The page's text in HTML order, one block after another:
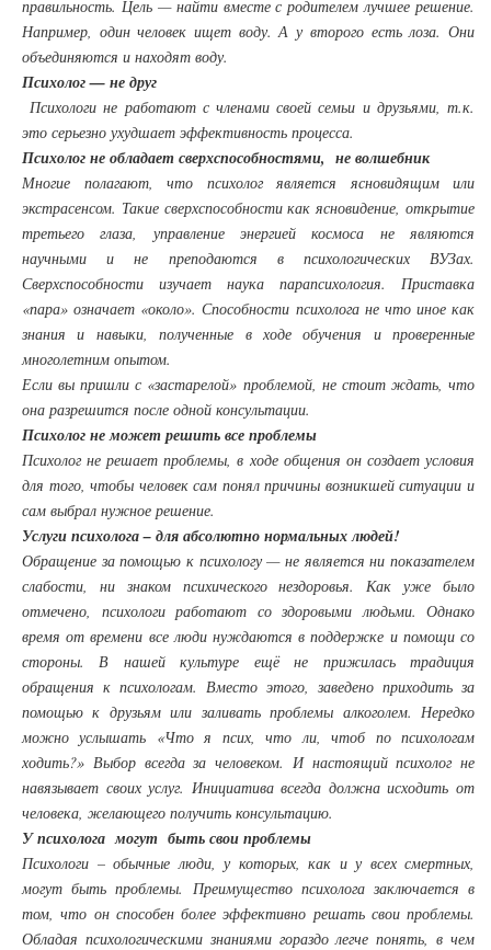
правильность. Цель — найти вместе с родителем лучшее решение.
Например, один человек ищет воду. А у второго есть лоза. Они
объединяются и находят воду.
Психолог — не друг
Психологи не работают с членами своей семьи и друзьями, т.к.
это серьезно ухудшает эффективность процесса.
Психолог не обладает сверхспособностями, не волшебник
Многие полагают, что психолог является ясновидящим или
экстрасенсом. Такие сверхспособности как ясновидение, открытие
третьего глаза, управление энергией космоса не являются
научными и не преподаются в психологических ВУЗах.
Сверхспособности изучает наука парапсихология. Приставка
«пара» означает «около». Способности психолога не что иное как
знания и навыки, полученные в ходе обучения и проверенные
многолетним опытом.
Если вы пришли с «застарелой» проблемой, не стоит ждать, что
она разрешится после одной консультации.
Психолог не может решить все проблемы
Психолог не решает проблемы, в ходе общения он создает условия
для того, чтобы человек сам понял причины возникшей ситуации и
сам выбрал нужное решение.
Услуги психолога – для абсолютно нормальных людей!
Обращение за помощью к психологу — не является ни показателем
слабости, ни знаком психического нездоровья. Как уже было
отмечено, психологи работают со здоровыми людьми. Однако
время от времени все люди нуждаются в поддержке и помощи со
стороны. В нашей культуре ещё не прижилась традиция
обращения к психологам. Вместо этого, заведено приходить за
помощью к друзьям или заливать проблемы алкоголем. Нередко
можно услышать «Что я псих, что ли, чтоб по психологам
ходить?» Выбор всегда за человеком. И настоящий психолог не
навязывает своих услуг. Инициатива всегда должна исходить от
человека, желающего получить консультацию.
У психолога могут быть свои проблемы
Психологи – обычные люди, у которых, как и у всех смертных,
могут быть проблемы. Преимущество психолога заключается в
том, что он способен более эффективно решать свои проблемы.
Обладая психологическими знаниями гораздо легче понять, в чем